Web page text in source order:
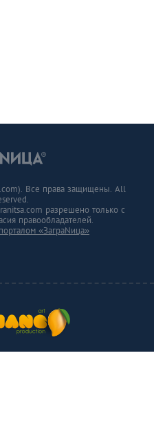
Все права защищены. All
разрешено только с
правообладателей.
«ЗаграNица»